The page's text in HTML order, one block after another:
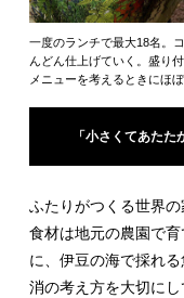
一度のランチで最大18名。
んどん仕上げていく。盛り
メニューを考えるときにほぼ
「小さくてあた
ふたりがつくる世界の
食材は地元の農園で
に、伊豆の海で採れ
消の考え方を大切にし